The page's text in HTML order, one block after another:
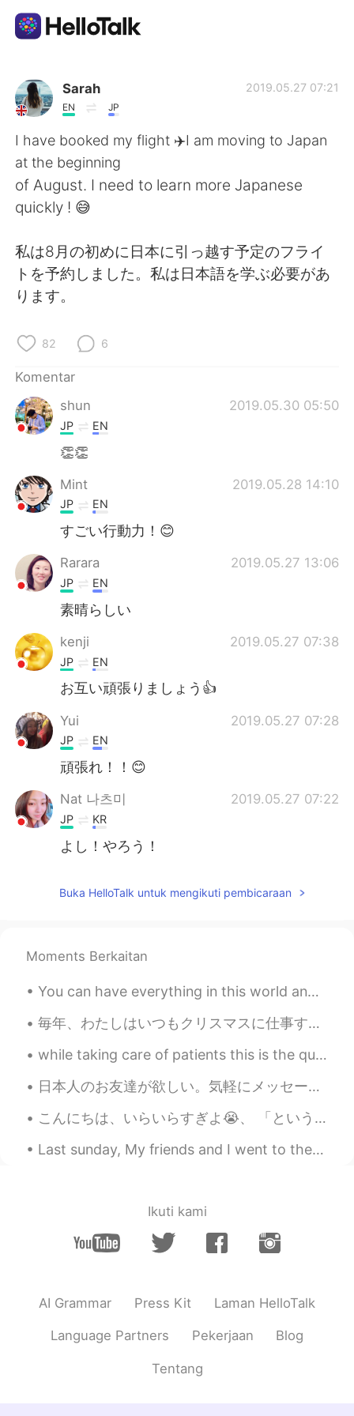
Aplikasi Pertukaran Bahasa
AI Grammar Checker
Indonesia
繁體中文 Español
한국어
ไทย
Türkçe
Português
Sarah
EN JP
2019.05.27 07:21
I have booked my flight ✈️I am moving to Japan
at the beginning
of August. I need to learn more Japanese
quickly ! 😅
私は8月の初めに日本に引っ越す予定のフライ
トを予約しました。私は日本語を学ぶ必要があ
ります。
82 6
Komentar
shun
2019.05.30 05:50
JP EN
👏👏
Mint 2019.05.28 14:10
JP EN
すごい行動力！😊
Rarara 2019.05.27 13:06
JP EN
素晴らしい
kenji 2019.05.27 07:38
JP EN
お互い頑張りましょう👍
Yui 2019.05.27 07:28
JP EN
頑張れ！！😊
Nat 나츠미 2019.05.27 07:22
JP KR
よし！やろう！
Buka HelloTalk untuk mengikuti pembicaraan
Moments Berkaitan
You can have everything in this world and still have nothing, Or you can have little and have it...
毎年、わたしはいつもクリスマスに仕事するを選びます。クリスマスにはいつも寂しい感じて、その感じを忘れるため、仕事してます。 仕事は鎮痛剤そうです。一時的に助けます。 家に帰る時間ように、鎮痛剤の...
while taking care of patients this is the quote I will live by! ♥️It's a beautiful day to say l...
日本人のお友達が欲しい。気軽にメッセージを送って下さい。 僕は28歳。歌手とモデルです。ハーフイギリス人ですけど今はローマに住んでいます。武道や旅行するやボードゲームなど好きです。 いつか日本に...
こんにちは、いらいらすぎよ😭、 「という」😠恐るべきの言葉😠 理解し始めたばかりの時、全然わからない言葉の使い方を見られます。 じゃあー たぶん遠い将来にその言葉をわかる、でもその間は今日じゃな...
Last sunday, My friends and I went to the beach for a day, it took a 4-hour drive back and forth ...
Ikuti kami
AI Grammar Press Kit Laman HelloTalk
Language Partners Pekerjaan Blog
Tentang